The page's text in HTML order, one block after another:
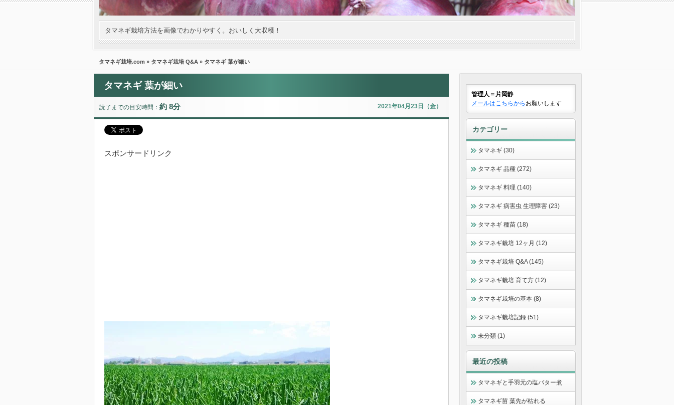
タマネギ栽培方法を画像でわかりやすく。おいしく大収穫！
タマネギ栽培.com » タマネギ栽培 Q&A » タマネギ 葉が細い
タマネギ 葉が細い
読了までの目安時間： 約 8分 2021年04月23日（金）
スポンサードリンク
管理人＝片岡静
メールはこちらから お願いします
カテゴリー
タマネギ (30)
タマネギ 品種 (272)
タマネギ 料理 (140)
タマネギ 病害虫 生理障害 (23)
タマネギ 種苗 (18)
タマネギ栽培 12ヶ月 (12)
タマネギ栽培 Q&A (145)
タマネギ栽培 育て方 (12)
タマネギ栽培の基本 (8)
タマネギ栽培記録 (51)
未分類 (1)
最近の投稿
タマネギと手羽元の塩バター煮
タマネギ苗 葉先が枯れる